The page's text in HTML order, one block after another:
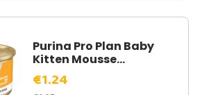
Purina Pro Plan Baby
Kitten Mousse...
€1.24